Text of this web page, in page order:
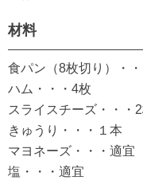
材料
食パン（8枚切り）・
ハム・・・4枚
スライスチーズ・・・
きゅうり・・・１本
マヨネーズ・・・適宜
塩・・・適宜